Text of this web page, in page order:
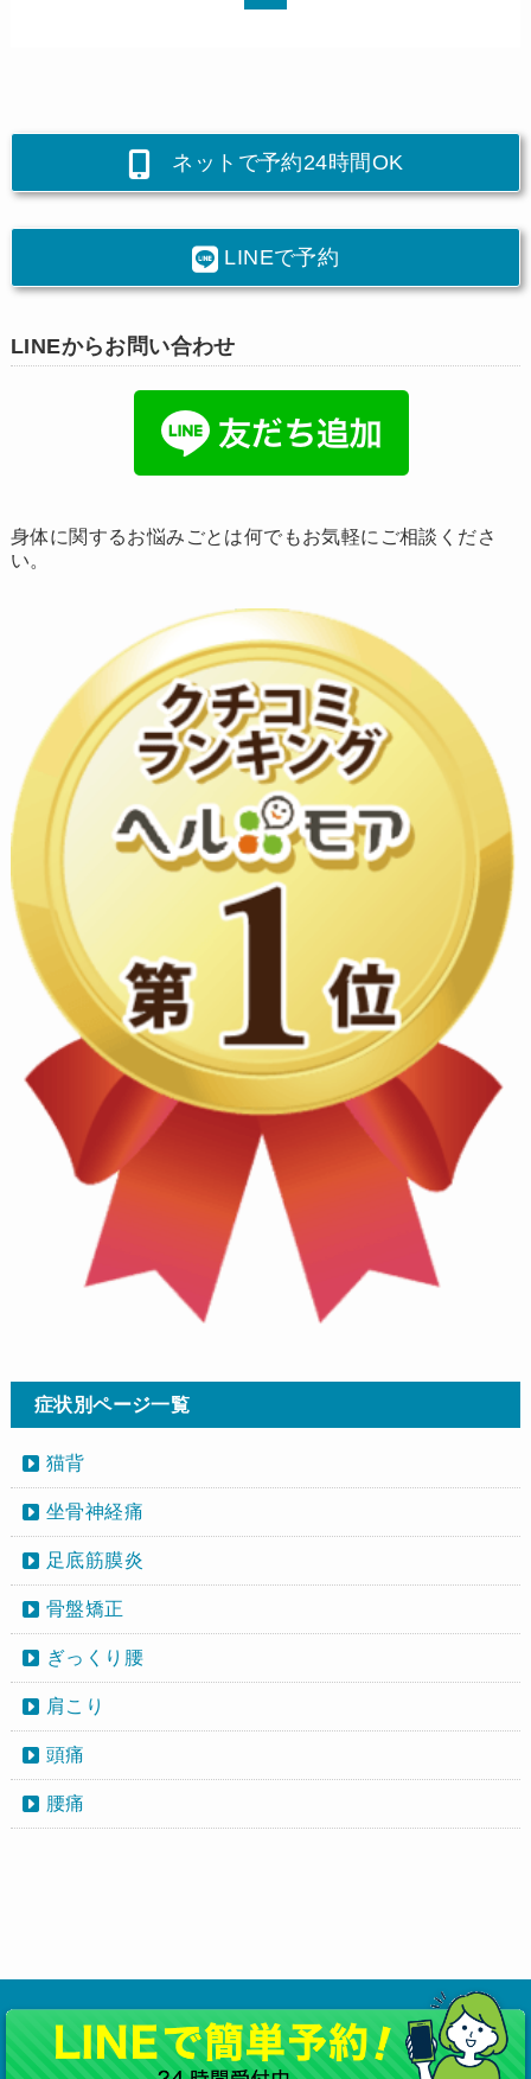
ネットで予約24時間OK
LINEで予約
LINEからお問い合わせ
身体に関するお悩みごとは何でもお気軽にご相談くださ
い。
症状別ページ一覧
猫背
坐骨神経痛
足底筋膜炎
骨盤矯正
ぎっくり腰
肩こり
頭痛
腰痛